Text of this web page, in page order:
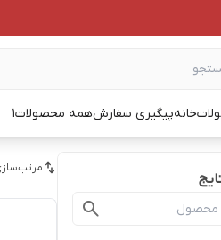
خانهپیگیری سفارشهمه محصولات1